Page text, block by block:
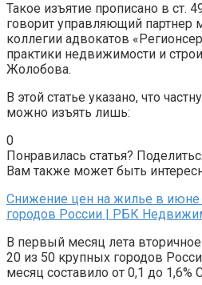
Такое изъятие прописано в ст.
говорит управляющий партнер
коллегии адвокатов
практики недвижимости и
Жолобова.
В этой статье указано, что
можно изъять лишь:
0
Понравилась статья?
Вам также может быть
Снижение цен на жилье в июне
городов России | РБК
В первый месяц лета
20 из 50 крупных городов
месяц составило от 0,1 до 1,6%